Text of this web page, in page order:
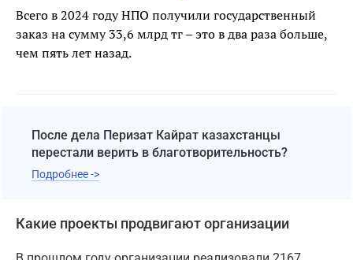
Всего в 2024 году НПО получили государственный
заказ на сумму 33,6 млрд тг – это в два раза больше,
чем пять лет назад.
После дела Перизат Кайрат казахстанцы
перестали верить в благотворительность?
Подробнее ->
Какие проекты продвигают организации